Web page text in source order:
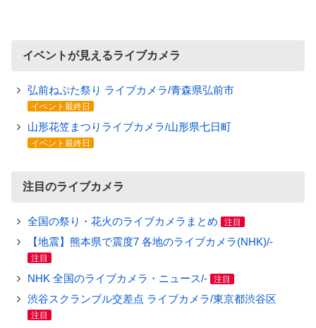
イベントが見えるライブカメラ
弘前ねぷた祭り ライブカメラ/青森県弘前市
イベント最終日
山形花笠まつりライブカメラ/山形県七日町
イベント最終日
注目のライブカメラ
全国の祭り・花火のライブカメラまとめ 注目
【地震】熊本県で震度7 各地のライブカメラ(NHK)/-
注目
NHK 全国のライブカメラ・ニュース/- 注目
渋谷スクランブル交差点 ライブカメラ/東京都渋谷区
注目